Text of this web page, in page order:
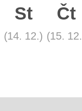
St
(14. 12.)
Čt
(15.